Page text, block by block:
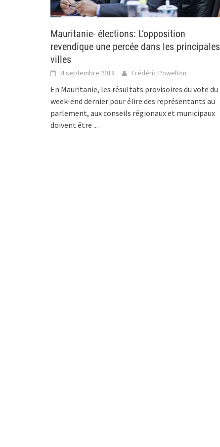
Mauritanie- élections: L’opposition
revendique une percée dans les principales
villes
4 septembre 2018 Frédéric Powelton
En Mauritanie, les résultats provisoires du vote du
week-end dernier pour élire des représentants au
parlement, aux conseils régionaux et municipaux
doivent être ...